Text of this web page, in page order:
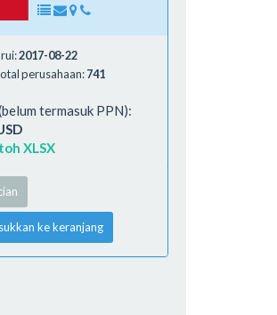
2017-08-22
perusahaan:741
termasuk PPN):
XLSX
ke keranjang